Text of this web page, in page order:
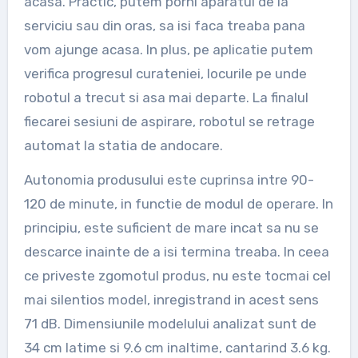
serviciu sau din oras, sa isi faca treaba pana
vom ajunge acasa. In plus, pe aplicatie putem
verifica progresul curateniei, locurile pe unde
robotul a trecut si asa mai departe. La finalul
fiecarei sesiuni de aspirare, robotul se retrage
automat la statia de andocare.
Autonomia produsului este cuprinsa intre 90-
120 de minute, in functie de modul de operare. In
principiu, este suficient de mare incat sa nu se
descarce inainte de a isi termina treaba. In ceea
ce priveste zgomotul produs, nu este tocmai cel
mai silentios model, inregistrand in acest sens
71 dB. Dimensiunile modelului analizat sunt de
34 cm latime si 9.6 cm inaltime, cantarind 3.6 kg.